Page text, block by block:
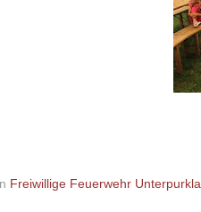
Freiwillige Feuerwehr Unterpurkla